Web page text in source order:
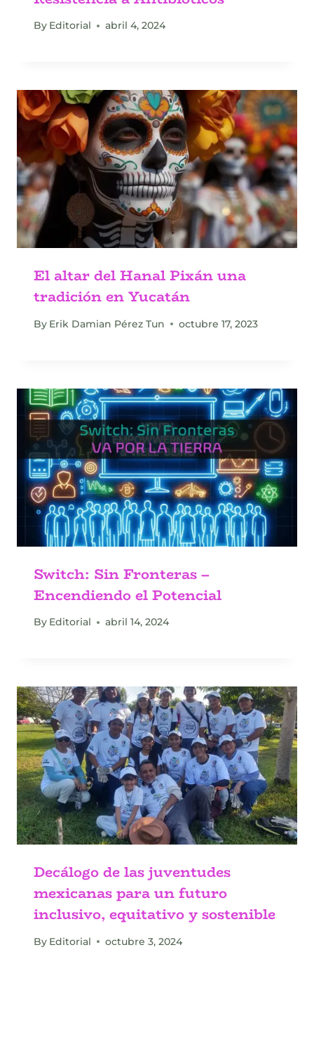
By Editorial abril 4, 2024
El altar del Hanal Pixán una
tradición en Yucatán
By Erik Damian Pérez Tun octubre 17, 2023
Switch: Sin Fronteras –
Encendiendo el Potencial
By Editorial abril 14, 2024
Decálogo de las juventudes
mexicanas para un futuro
inclusivo, equitativo y sostenible
By Editorial octubre 3, 2024